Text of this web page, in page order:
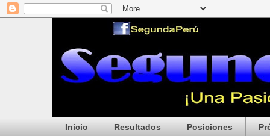
Inicio Resultados Posiciones